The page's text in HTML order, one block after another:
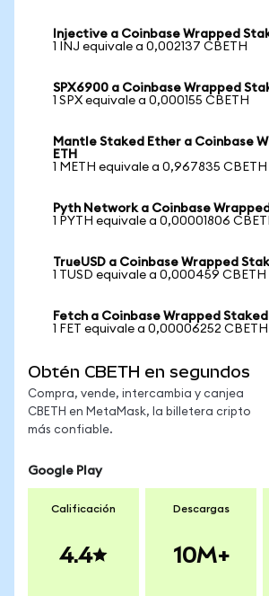
Injective a Coinbase Wrapped
1 INJ equivale a 0,002137 CBETH
SPX6900 a Coinbase Wrapped
1 SPX equivale a 0,000155 CBETH
Mantle Staked Ether a Coinbase
ETH
1 METH equivale a 0,967835 CBETH
Pyth Network a Coinbase
1 PYTH equivale a 0,00001806
TrueUSD a Coinbase Wrapped
1 TUSD equivale a 0,000459 CBETH
Fetch a Coinbase Wrapped Staked
1 FET equivale a 0,00006252 CBETH
Obtén CBETH en segundos
Compra, vende, intercambia y canjea
CBETH en MetaMask, la billetera cripto
más confiable.
Google Play
Calificación
4.4
Descargas
10M+